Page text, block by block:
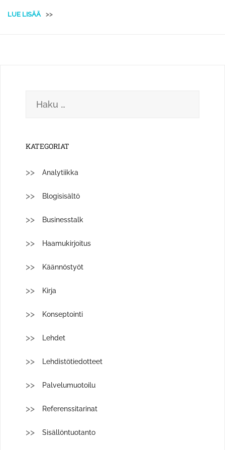
LUE LISÄÄ >>
KATEGORIAT
Analytiikka
Blogisisältö
Businesstalk
Haamukirjoitus
Käännöstyöt
Kirja
Konseptointi
Lehdet
Lehdistötiedotteet
Palvelumuotoilu
Referenssitarinat
Sisällöntuotanto